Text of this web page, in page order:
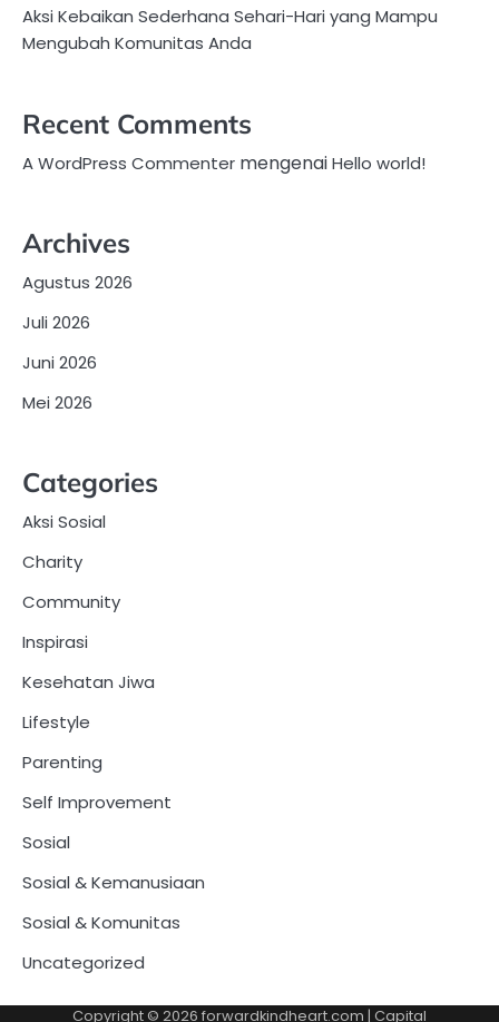
Aksi Kebaikan Sederhana Sehari-Hari yang Mampu
Mengubah Komunitas Anda
Recent Comments
A WordPress Commenter mengenaiHello world!
Archives
Agustus 2026
Juli 2026
Juni 2026
Mei 2026
Categories
Aksi Sosial
Charity
Community
Inspirasi
Kesehatan Jiwa
Lifestyle
Parenting
Self Improvement
Sosial
Sosial & Kemanusiaan
Sosial & Komunitas
Uncategorized
Copyright © 2026 forwardkindheart.com | Capital